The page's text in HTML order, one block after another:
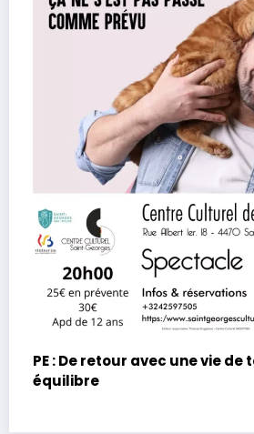
Megadeth – Breakout,
Nations Europe Tour 2027